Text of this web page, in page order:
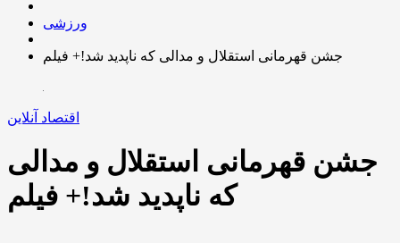
ورزشی
جشن قهرمانی استقلال و مدالی که ناپدید شد!+ فیلم
اقتصاد آنلاین
جشن قهرمانی استقلال و مدالی
که ناپدید شد!+ فیلم